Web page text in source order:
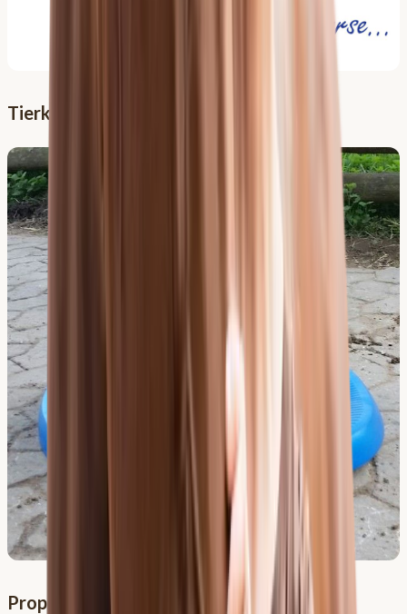
Tierklinik Lüsche
Propriozeptionstraining